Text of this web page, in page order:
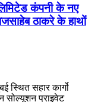
कंपनी के नए
ठाकरे के हाथों
स्थित सहार कार्गो
सोल्यूशन प्राइवेट